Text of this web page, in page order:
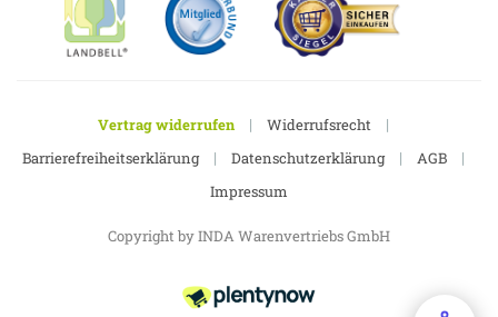
Vertrag widerrufen | Widerrufsrecht |
Barrierefreiheitserklärung | Datenschutzerklärung | AGB |
Impressum
Copyright by INDA Warenvertriebs GmbH